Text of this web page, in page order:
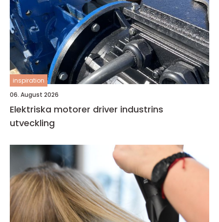
inspiration
06. August 2026
Elektriska motorer driver industrins
utveckling